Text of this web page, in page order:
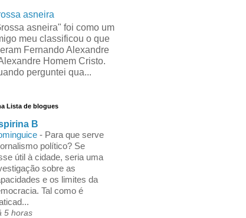
asneira
asneira" foi como um
meu classificou o que
Fernando Alexandre
Homem Cristo.
perguntei qua...
Lista de blogues
B
- Para que serve
político? Se
útil à cidade, seria uma
sobre as
e os limites da
Tal como é
5 horas